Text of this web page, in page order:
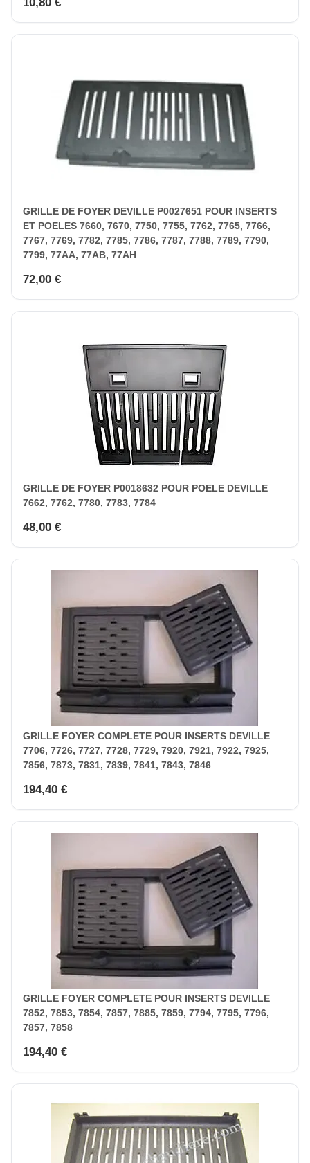
GRILLE DE FOYER DEVILLE P0027651 POUR INSERTS
ET POELES 7660, 7670, 7750, 7755, 7762, 7765, 7766,
7767, 7769, 7782, 7785, 7786, 7787, 7788, 7789, 7790,
7799, 77AA, 77AB, 77AH
72,00 €
GRILLE DE FOYER P0018632 POUR POELE DEVILLE
7662, 7762, 7780, 7783, 7784
48,00 €
GRILLE FOYER COMPLETE POUR INSERTS DEVILLE
7706, 7726, 7727, 7728, 7729, 7920, 7921, 7922, 7925,
7856, 7873, 7831, 7839, 7841, 7843, 7846
194,40 €
GRILLE FOYER COMPLETE POUR INSERTS DEVILLE
7852, 7853, 7854, 7857, 7885, 7859, 7794, 7795, 7796,
7857, 7858
194,40 €